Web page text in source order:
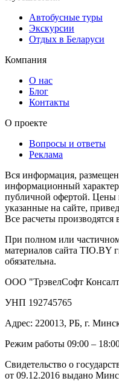
Автобусные туры
Экскурсии
Отдых в Беларуси
Компания
О нас
Блог
Контакты
О проекте
Вопросы и ответы
Реклама
Вся информация,
информационный
публичной офертой.
указанные на сайте,
Все расчеты производятся
При полном или
материалов сайта TIO.BY
обязательна.
ООО "ТрэвелСофт
УНП 192745765
Адрес: 220013, РБ, г.
Режим работы 09:00 –
Свидетельство о
от 09.12.2016 выдано